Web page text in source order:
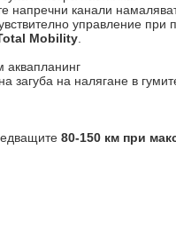
напречни канали
управление при
Mobility
аквапланинг
на налягане в
80-150 км при